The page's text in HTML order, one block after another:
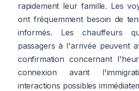
rapidement leur famille. Les
ont fréquemment besoin de
informés. Les chauffeurs
passagers à l'arrivée peuvent
confirmation concernant
connexion avant
interactions possibles